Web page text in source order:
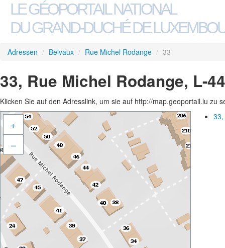
LE GÉOPORTAIL NATIONAL
DU GRAND-DUCHÉ DE
Adressen / Belvaux / Rue Michel Rodange / 33
33, Rue Michel Rodange, L-
Klicken Sie auf den Adresslink, um sie auf http://map.geoportail.lu zu
+
–